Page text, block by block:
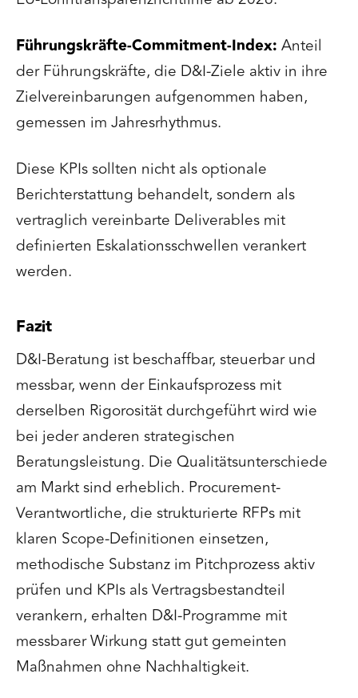
Führungskräfte-Commitment-Index: Anteil
der Führungskräfte, die D&I-Ziele aktiv in ihre
Zielvereinbarungen aufgenommen haben,
gemessen im Jahresrhythmus.
Diese KPIs sollten nicht als optionale
Berichterstattung behandelt, sondern als
vertraglich vereinbarte Deliverables mit
definierten Eskalationsschwellen verankert
werden.
Fazit
D&I-Beratung ist beschaffbar, steuerbar und
messbar, wenn der Einkaufsprozess mit
derselben Rigorosität durchgeführt wird wie
bei jeder anderen strategischen
Beratungsleistung. Die Qualitätsunterschiede
am Markt sind erheblich. Procurement-
Verantwortliche, die strukturierte RFPs mit
klaren Scope-Definitionen einsetzen,
methodische Substanz im Pitchprozess aktiv
prüfen und KPIs als Vertragsbestandteil
verankern, erhalten D&I-Programme mit
messbarer Wirkung statt gut gemeinten
Maßnahmen ohne Nachhaltigkeit.